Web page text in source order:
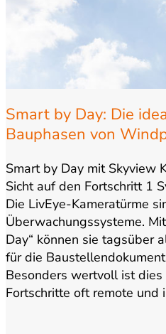
Smart by Day: Die
Bauphasen von
Smart by Day mit Skyview
Sicht auf den Fortschritt 1
Die LivEye-Kameratürme
Überwachungssysteme.
Day“ können sie tagsüber
für die
Besonders wertvoll ist
Fortschritte oft remote und